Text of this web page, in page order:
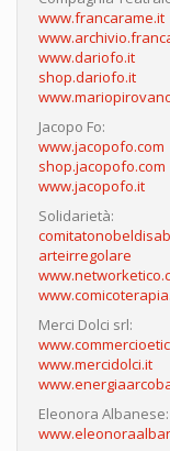
www.francarame.it
www.dariofo.it
shop.dariofo.it
Jacopo Fo:
www.jacopofo.com
shop.jacopofo.com
www.jacopofo.it
Solidarietà:
arteirregolare
Merci Dolci srl:
www.mercidolci.it
Eleonora Albanese: